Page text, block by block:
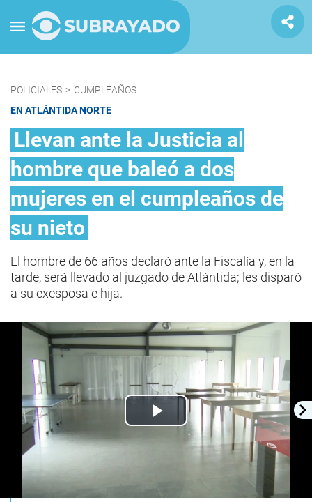
POLICIALES > CUMPLEAÑOS
EN ATLÁNTIDA NORTE
Llevan ante la Justicia al
hombre que baleó a dos
mujeres en el cumpleaños de
su nieto
El hombre de 66 años declaró ante la Fiscalía y, en la
tarde, será llevado al juzgado de Atlántida; les disparó
a su exesposa e hija.
Play
Video